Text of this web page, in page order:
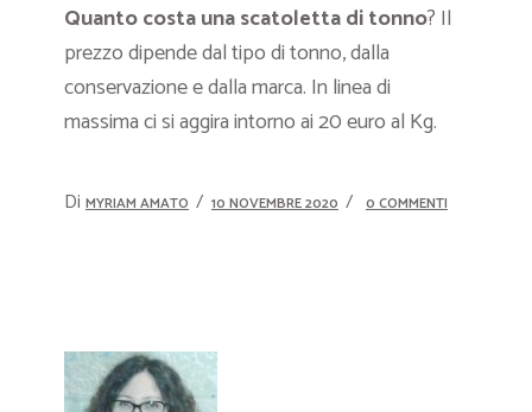
Quanto costa una scatoletta di tonno? Il
prezzo dipende dal tipo di tonno, dalla
conservazione e dalla marca. In linea di
massima ci si aggira intorno ai 20 euro al Kg.
Di MYRIAM AMATO 10 NOVEMBRE 2020 0 COMMENTI